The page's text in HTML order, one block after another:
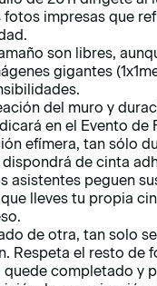
fotos impresas que
son libres,
gigantes
del muro y
en el Evento de
efímera, tan sólo
de cinta
asistentes peguen
lleves tu propia
de otra, tan solo
Respeta el resto de
quede completado y